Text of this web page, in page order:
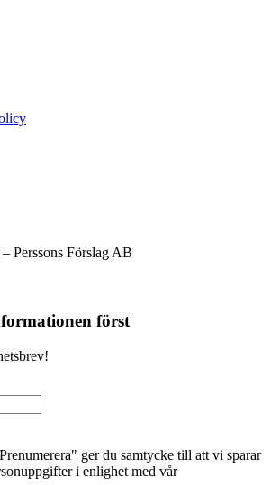
Perssons Förslag AB
först
ger du samtycke till att vi sparar
i enlighet med vår